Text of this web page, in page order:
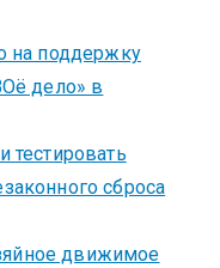
на поддержку
дело» в
тестировать
сброса
движимое